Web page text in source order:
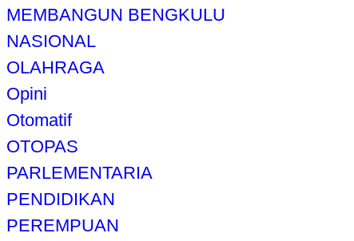
MEMBANGUN BENGKULU
NASIONAL
OLAHRAGA
Opini
Otomatif
OTOPAS
PARLEMENTARIA
PENDIDIKAN
PEREMPUAN